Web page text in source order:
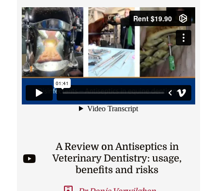
A Review on Antiseptics in
Veterinary Dentistry: usage,
benefits and risks